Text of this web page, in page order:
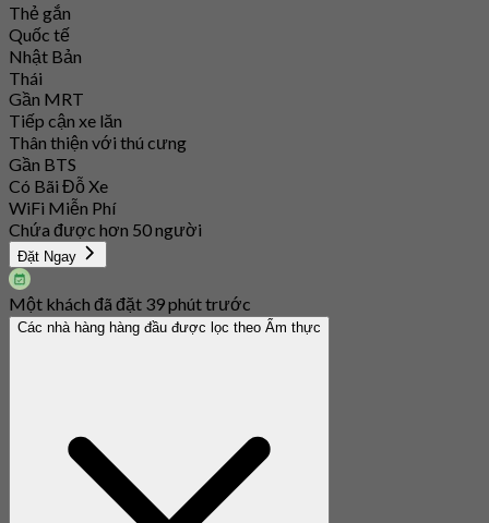
Thẻ gắn
Quốc tế
Nhật Bản
Thái
Gần MRT
Tiếp cận xe lăn
Thân thiện với thú cưng
Gần BTS
Có Bãi Đỗ Xe
WiFi Miễn Phí
Chứa được hơn 50 người
Đặt Ngay
Một khách đã đặt 39 phút trước
Các nhà hàng hàng đầu được lọc theo Ẩm thực